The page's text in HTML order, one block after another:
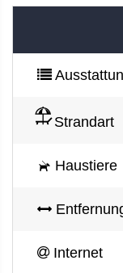
Strandart
Haustiere
Internet